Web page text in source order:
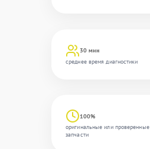
30 мин
среднее время диагностики
100%
оригинальные или проверенные
запчасти